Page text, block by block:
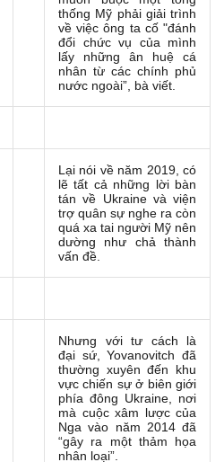
thống Mỹ phải giải trình
về việc ông ta cố "đánh
đổi chức vụ của mình
lấy những ân huệ cá
nhân từ các chính phủ
nước ngoài”, bà viết.
Lại nói về năm 2019, có
lẽ tất cả những lời bàn
tán về Ukraine và viện
trợ quân sự nghe ra còn
quá xa tai người Mỹ nên
dường như chả thành
vấn đề.
Nhưng với tư cách là
đại sứ, Yovanovitch đã
thường xuyên đến khu
vực chiến sự ở biên giới
phía đông Ukraine, nơi
mà cuộc xâm lược của
Nga vào năm 2014 đã
“gây ra một thảm họa
nhân loại”.